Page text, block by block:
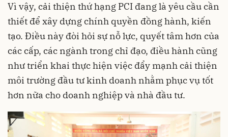
Vì vậy, cải thiện thứ hạng PCI đang là yêu cầu cần
thiết để xây dựng chính quyền đồng hành, kiến
tạo. Điều này đòi hỏi sự nỗ lực, quyết tâm hơn của
các cấp, các ngành trong chỉ đạo, điều hành cũng
như triển khai thực hiện việc đẩy mạnh cải thiện
môi trường đầu tư kinh doanh nhằm phục vụ tốt
hơn nữa cho doanh nghiệp và nhà đầu tư.